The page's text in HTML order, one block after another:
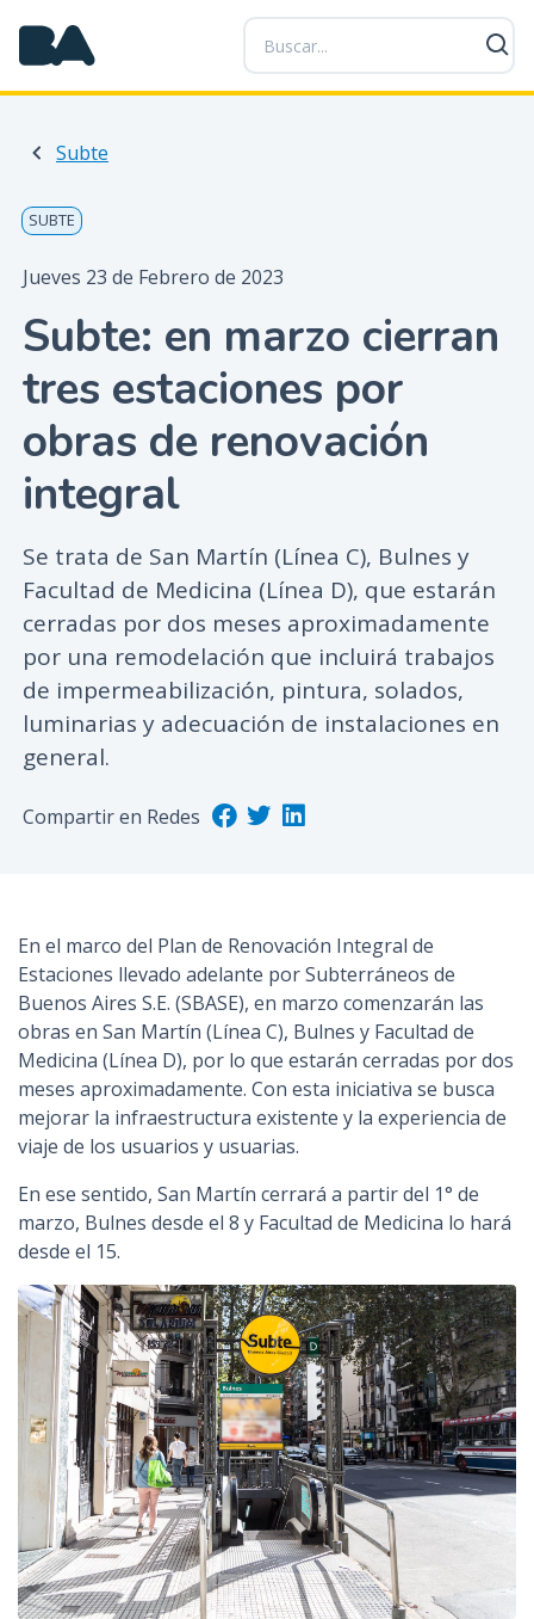
P
a
s
a
n
e
n
i
o
n
c
i
l
Subte
SUBTE
Jueves 23 de Febrero de 2023
Subte: en marzo cierran
tres estaciones por
obras de renovación
integral
Se trata de San Martín (Línea C), Bulnes y
Facultad de Medicina (Línea D), que estarán
cerradas por dos meses aproximadamente
por una remodelación que incluirá trabajos
de impermeabilización, pintura, solados,
luminarias y adecuación de instalaciones en
general.
Compartir en Redes
En el marco del Plan de Renovación Integral de
Estaciones llevado adelante por Subterráneos de
Buenos Aires S.E. (SBASE), en marzo comenzarán las
obras en San Martín (Línea C), Bulnes y Facultad de
Medicina (Línea D), por lo que estarán cerradas por dos
meses aproximadamente. Con esta iniciativa se busca
mejorar la infraestructura existente y la experiencia de
viaje de los usuarios y usuarias.
En ese sentido, San Martín cerrará a partir del 1° de
marzo, Bulnes desde el 8 y Facultad de Medicina lo hará
desde el 15.